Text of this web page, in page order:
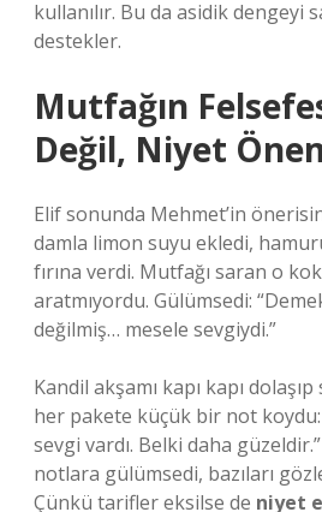
kullanılır. Bu da asidik dengeyi
destekler.
Mutfağın
Değil, Niyet
Elif sonunda Mehmet’in
damla limon suyu ekledi,
fırına verdi. Mutfağı saran o
aratmıyordu. Gülümsedi:
değilmiş… mesele sevgiydi.”
Kandil akşamı kapı kapı
her pakete küçük bir not
sevgi vardı. Belki daha
notlara gülümsedi, bazıları
Çünkü tarifler eksilse de niyet